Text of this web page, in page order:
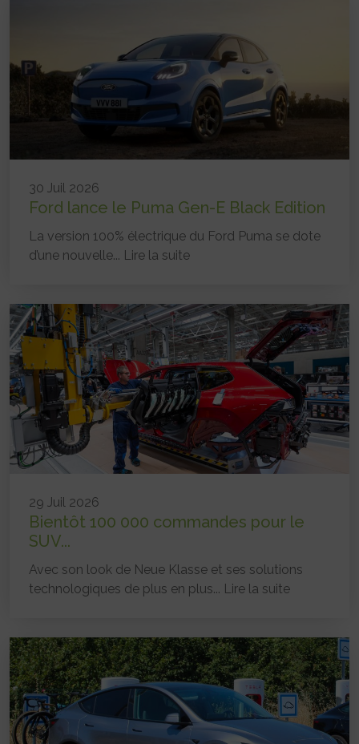
30 Juil 2026
Ford lance le Puma Gen-E Black Edition
La version 100% électrique du Ford Puma se dote
d’une nouvelle... Lire la suite
29 Juil 2026
Bientôt 100 000 commandes pour le
SUV...
Avec son look de Neue Klasse et ses solutions
technologiques de plus en plus... Lire la suite